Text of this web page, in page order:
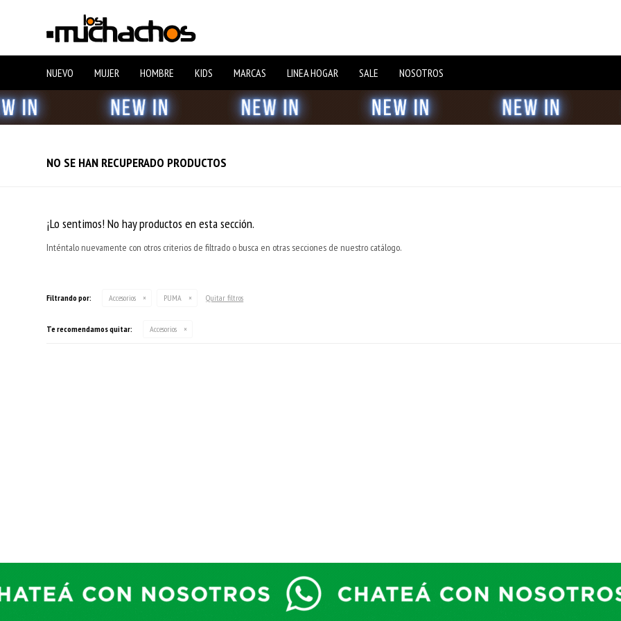
NUEVO MUJER HOMBRE KIDS MARCAS LINEA HOGAR SALE NOSOTROS
NO SE HAN RECUPERADO PRODUCTOS
¡Lo sentimos! No hay productos en esta sección.
Inténtalo nuevamente con otros criterios de filtrado o busca en otras secciones de nuestro catálogo.
Filtrando por: Accesorios PUMA Quitar filtros
Te recomendamos quitar: Accesorios